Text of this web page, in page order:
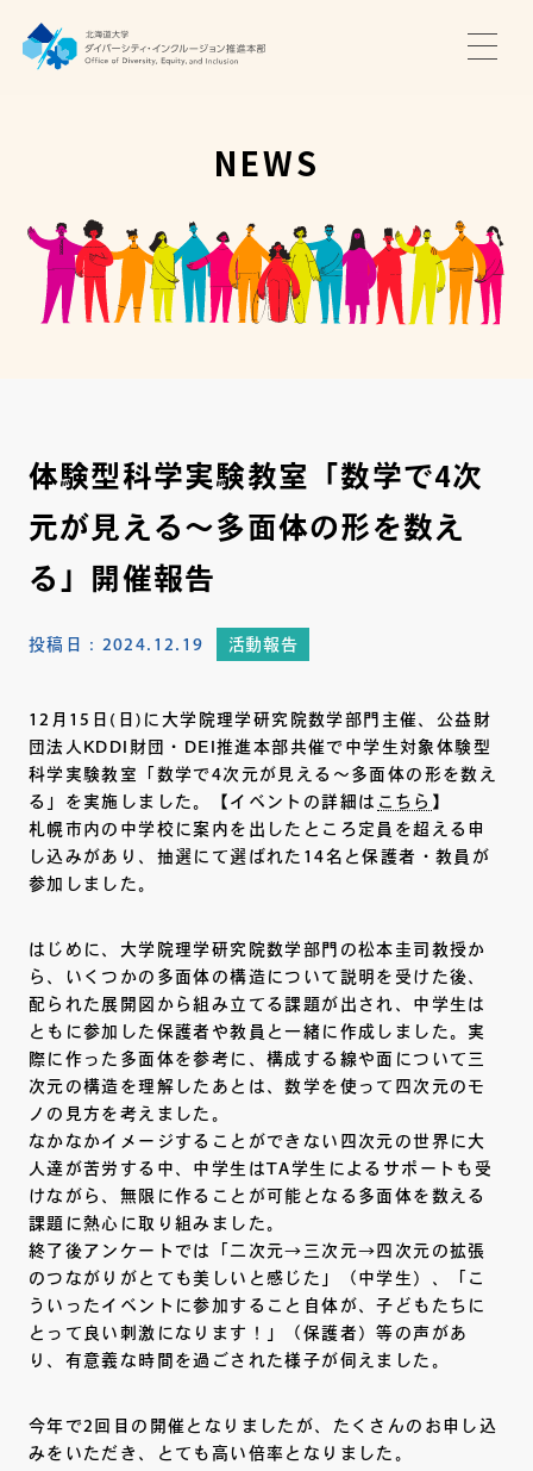
推進本部について
アクセス・お問い合わせ
NEWS
体験型科学実験教室「数学で4次
元が見える～多面体の形を数え
る」開催報告
投稿日： 2024.12.19 活動報告
12月15日(日)に大学院理学研究院数学部門主催、公益財
団法人KDDI財団・DEI推進本部共催で中学生対象体験型
科学実験教室「数学で4次元が見える～多面体の形を数え
る」を実施しました。【イベントの詳細は こちら 】
札幌市内の中学校に案内を出したところ定員を超える申
し込みがあり、抽選にて選ばれた14名と保護者・教員が
参加しました。
はじめに、大学院理学研究院数学部門の松本圭司教授か
ら、いくつかの多面体の構造について説明を受けた後、
配られた展開図から組み立てる課題が出され、中学生は
ともに参加した保護者や教員と一緒に作成しました。実
際に作った多面体を参考に、構成する線や面について三
次元の構造を理解したあとは、数学を使って四次元のモ
ノの見方を考えました。
なかなかイメージすることができない四次元の世界に大
人達が苦労する中、中学生はTA学生によるサポートも受
けながら、無限に作ることが可能となる多面体を数える
課題に熱心に取り組みました。
終了後アンケートでは「二次元→三次元→四次元の拡張
のつながりがとても美しいと感じた」（中学生）、「こ
ういったイベントに参加すること自体が、子どもたちに
とって良い刺激になります！」（保護者）等の声があ
り、有意義な時間を過ごされた様子が伺えました。
今年で2回目の開催となりましたが、たくさんのお申し込
みをいただき、とても高い倍率となりました。